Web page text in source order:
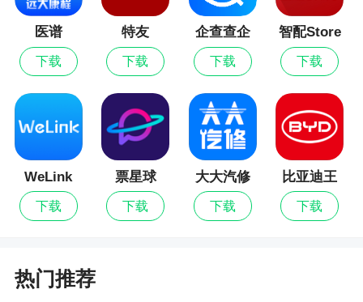
医谱
下载
特友
下载
企查查企
业信用查
询
下载
智配Store
下载
WeLink
下载
票星球
下载
大大汽修
下载
比亚迪王
朝
下载
热门推荐